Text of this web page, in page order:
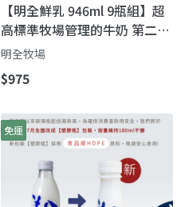
【明全鮮乳 946ml 9瓶組】超
高標準牧場管理的牛奶 第二代
瞞著父親也要完成的使命鮮奶
明全牧場
$975
免運